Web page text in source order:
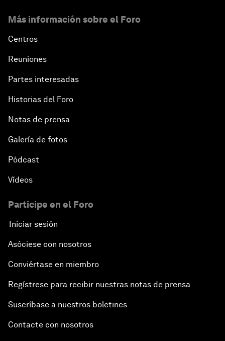
Más información sobre el Foro
Centros
Reuniones
Partes interesadas
Historias del Foro
Notas de prensa
Galería de fotos
Pódcast
Vídeos
Participe en el Foro
Iniciar sesión
Asóciese con nosotros
Conviértase en miembro
Regístrese para recibir nuestras notas de prensa
Suscríbase a nuestros boletines
Contacte con nosotros